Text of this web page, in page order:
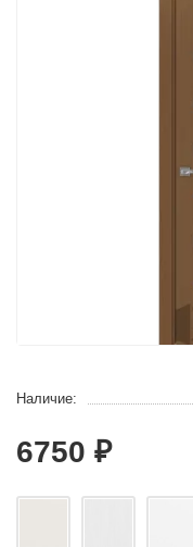
Наличие:
6750 ₽